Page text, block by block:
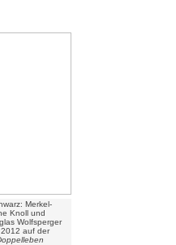
Merkel-
Knoll und
Wolfsperger
auf der